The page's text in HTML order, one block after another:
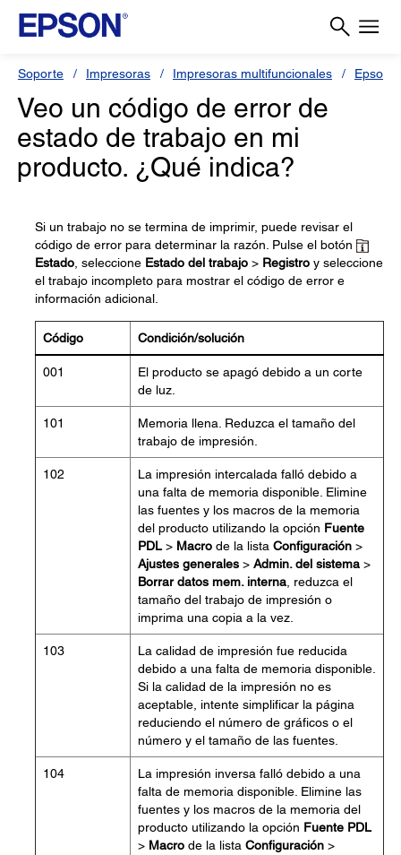
Soporte Impresoras Impresoras multifuncionales Epson
Veo un código de error de
estado de trabajo en mi
producto. ¿Qué indica?
Si un trabajo no se termina de imprimir, puede revisar el
código de error para determinar la razón. Pulse el botón
Estado , seleccione Estado del trabajo > Registro y seleccione
el trabajo incompleto para mostrar el código de error e
información adicional.
Código Condición/solución
001
El producto se apagó debido a un corte
de luz.
101
Memoria llena. Reduzca el tamaño del
trabajo de impresión.
102
La impresión intercalada falló debido a
una falta de memoria disponible. Elimine
las fuentes y los macros de la memoria
del producto utilizando la opción Fuente
PDL > Macro de la lista Configuración >
Ajustes generales > Admin. del sistema >
Borrar datos mem. interna , reduzca el
tamaño del trabajo de impresión o
imprima una copia a la vez.
103
La calidad de impresión fue reducida
debido a una falta de memoria disponible.
Si la calidad de la impresión no es
aceptable, intente simplificar la página
reduciendo el número de gráficos o el
número y el tamaño de las fuentes.
104
La impresión inversa falló debido a una
falta de memoria disponible. Elimine las
fuentes y los macros de la memoria del
producto utilizando la opción Fuente PDL
> Macro de la lista Configuración >